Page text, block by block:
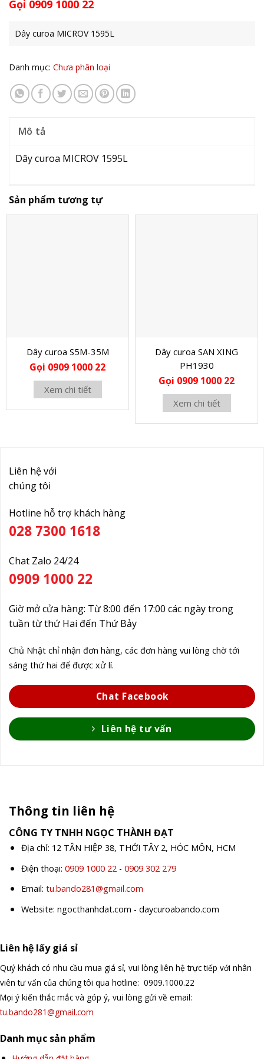
Gọi 0909 1000 22
Dây curoa MICROV 1595L
Danh mục: Chưa phân loại
Mô tả
Dây curoa MICROV 1595L
Sản phẩm tương tự
Dây curoa S5M-35M
Gọi 0909 1000 22
Xem chi tiết
Dây curoa SAN XING
PH1930
Gọi 0909 1000 22
Xem chi tiết
Liên hệ với
chúng tôi
Hotline hỗ trợ khách hàng
028 7300 1618
Chat Zalo 24/24
0909 1000 22
Giờ mở cửa hàng: Từ 8:00 đến 17:00 các ngày trong
tuần từ thứ Hai đến Thứ Bảy
Chủ Nhật chỉ nhận đơn hàng, các đơn hàng vui lòng chờ tới
sáng thứ hai để được xử lí.
Chat Facebook
Liên hệ tư vấn
Thông tin liên hệ
CÔNG TY TNHH NGỌC THÀNH ĐẠT
Địa chỉ: 12 TÂN HIỆP 38, THỚI TÂY 2, HÓC MÔN, HCM
Điện thoại: 0909 1000 22 - 0909 302 279
Email: tu.bando281@gmail.com
Website: ngocthanhdat.com - daycuroabando.com
Liên hệ lấy giá sỉ
Quý khách có nhu cầu mua giá sỉ, vui lòng liên hệ trực tiếp với nhân
viên tư vấn của chúng tôi qua hotline: 0909.1000.22
Mọi ý kiến thắc mắc và góp ý, vui lòng gửi về email:
tu.bando281@gmail.com
Danh mục sản phẩm